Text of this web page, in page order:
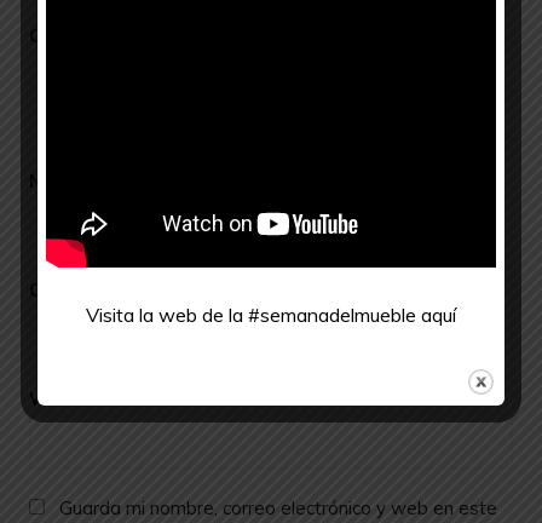
Comentario
Nombre
Correo electrónico
Web
Guarda mi nombre, correo electrónico y web en este
Visita la web de la #semanadelmueble aquí